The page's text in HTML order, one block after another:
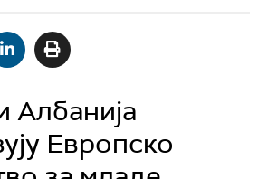
Албанија
Европско